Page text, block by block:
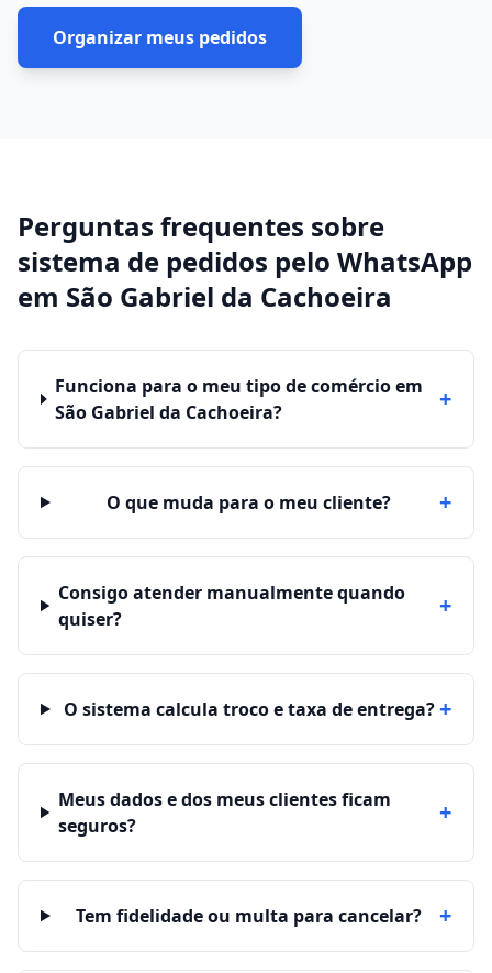
Organizar meus pedidos
Perguntas frequentes sobre
sistema de pedidos pelo WhatsApp
em São Gabriel da Cachoeira
Funciona para o meu tipo de comércio em
São Gabriel da Cachoeira?
+
O que muda para o meu cliente? +
Consigo atender manualmente quando
quiser?
+
O sistema calcula troco e taxa de entrega?+
Meus dados e dos meus clientes ficam
seguros?
+
Tem fidelidade ou multa para cancelar? +